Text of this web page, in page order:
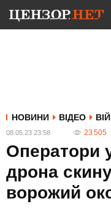
НОВИНИ ВІДЕО
08.05.23 23:58 23 505
Оператори
дрона
ворожий